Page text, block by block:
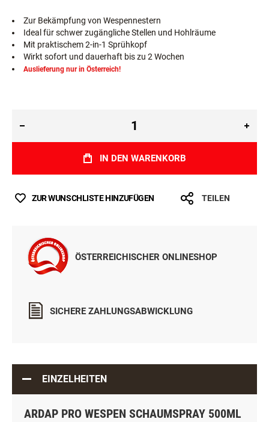
Zur Bekämpfung von Wespennestern
Ideal für schwer zugängliche Stellen und Hohlräume
Mit praktischem 2-in-1 Sprühkopf
Wirkt sofort und dauerhaft bis zu 2 Wochen
Auslieferung nur in Österreich!
IN DEN WARENKORB
ZUR WUNSCHLISTE HINZUFÜGEN TEILEN
ÖSTERREICHISCHER ONLINESHOP
SICHERE ZAHLUNGSABWICKLUNG
EINZELHEITEN
ARDAP PRO WESPEN SCHAUMSPRAY 500ML